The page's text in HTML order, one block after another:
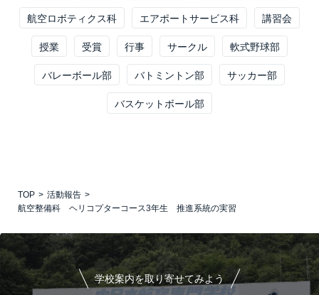
航空ロボティクス科 エアポートサービス科 講習会
授業 受賞 行事 サークル 軟式野球部
バレーボール部 バトミントン部 サッカー部
バスケットボール部
TOP
活動報告
航空整備科 ヘリコプターコース3年生 推進系統の実習
学校案内を取り寄せてみよう